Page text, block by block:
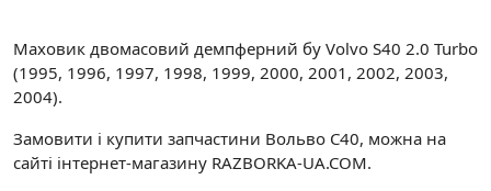
Маховик двомасовий демпферний бу Volvo S40 2.0 Turbo
(1995, 1996, 1997, 1998, 1999, 2000, 2001, 2002, 2003,
2004).
Замовити і купити запчастини Вольво С40, можна на
сайті інтернет-магазину RAZBORKA-UA.COM.